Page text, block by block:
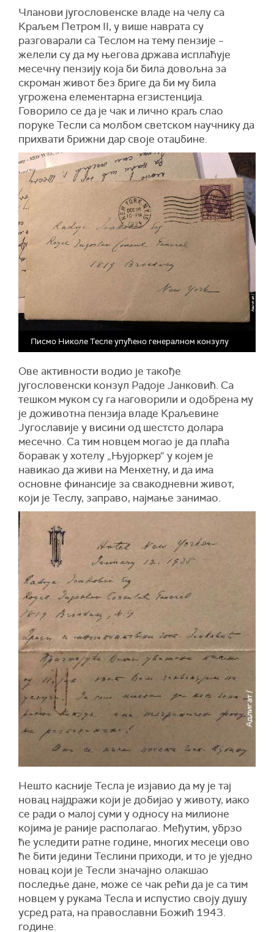
Чланови југословенске владе на челу са
Краљем Петром II, у више наврата су
разговарали са Теслом на тему пензије –
желели су да му његова држава исплаћује
месечну пензију која би била довољна за
скроман живот без бриге да би му била
угрожена елементарна егзистенција.
Говорило се да је чак и лично краљ слао
поруке Тесли са молбом светском научнику да
прихвати брижни дар своје отаџбине.
Писмо Николе Тесле упућено генералном конзулу
Ове активности водио је такође
југословенски конзул Радоје Јанковић. Са
тешком муком су га наговорили и одобрена му
је доживотна пензија владе Краљевине
Југославије у висини од шестсто долара
месечно. Са тим новцем могао је да плаћа
боравак у хотелу „Њујоркер“ у којем је
навикао да живи на Менхетну, и да има
основне финансије за свакодневни живот,
који је Теслу, заправо, најмање занимао.
Нешто касније Тесла је изјавио да му је тај
новац најдражи који је добијао у животу, иако
се ради о малој суми у односу на милионе
којима је раније располагао. Међутим, убрзо
ће уследити ратне године, многих месеци ово
ће бити једини Теслини приходи, и то је уједно
новац који је Тесли значајно олакшао
последње дане, може се чак рећи да је са тим
новцем у рукама Тесла и испустио своју душу
усред рата, на православни Божић 1943.
године.